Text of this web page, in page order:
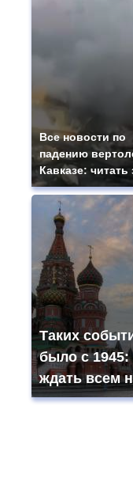
Все новости по
падению
Кавказе: читать
Таких
было с 1945:
ждать всем